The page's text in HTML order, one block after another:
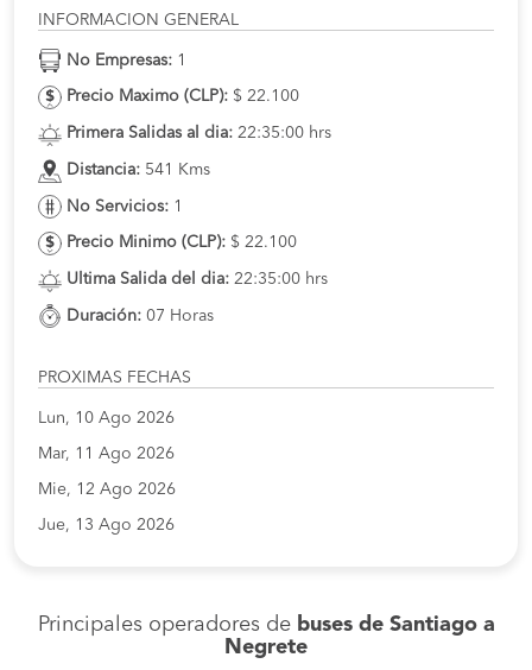
INFORMACION GENERAL
No Empresas: 1
Precio Maximo (CLP): $ 22.100
Primera Salidas al dia: 22:35:00 hrs
Distancia: 541 Kms
No Servicios: 1
Precio Minimo (CLP): $ 22.100
Ultima Salida del dia: 22:35:00 hrs
Duración: 07 Horas
PROXIMAS FECHAS
Lun, 10 Ago 2026
Mar, 11 Ago 2026
Mie, 12 Ago 2026
Jue, 13 Ago 2026
Principales operadores de buses de Santiago a
Negrete